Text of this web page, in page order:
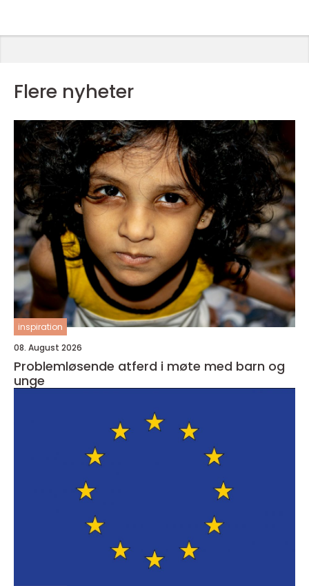
Flere nyheter
inspiration
08. August 2026
Problemløsende atferd i møte med barn og
unge